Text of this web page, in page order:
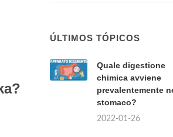
ÚLTIMOS TÓPICOS
Quale digestione
chimica avviene
prevalentemente
stomaco?
2022-01-26